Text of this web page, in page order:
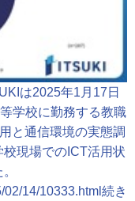
は2025年1月17日
学校に勤務する教職
と通信環境の実態調
現場でのICT活用状
14/10333.html 続き